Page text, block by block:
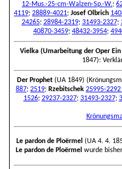
12-Mus.-25-cm-Walzen-Sp.-W.;
4119; 28889-4021; Josef Olbrich
24265; 28984-2319; 31493-2327;
40870-3459; 48432-3954;
Vielka (Umarbeitung der Oper
1847):
Der Prophet(UA 1849)
887; 2519; Rzebitschek 25995-
1526; 29237-2327; 31493-2327;
Le pardon de Ploërmel (UA 4. 4.
Le pardon de Ploërmel wurde